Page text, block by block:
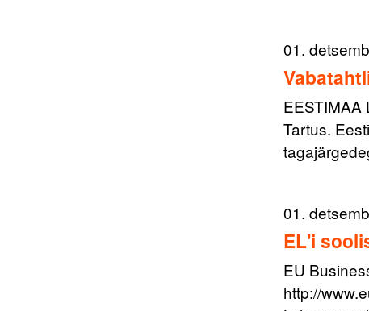
01.
EESTIMAA
Tartus.
01.
EL'i
EU
http://